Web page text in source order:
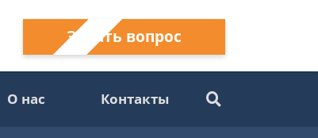
Задать вопрос
О нас Контакты